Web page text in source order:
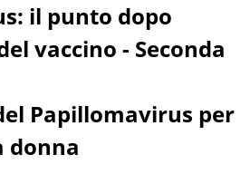
il punto dopo
vaccino - Seconda
Papillomavirus per
donna